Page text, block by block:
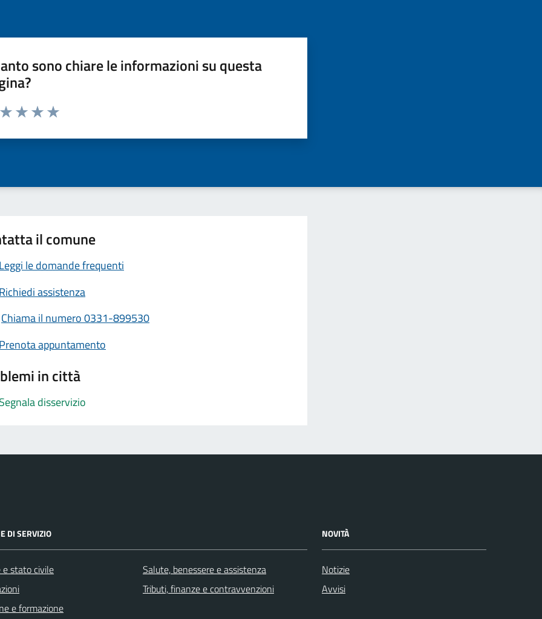
sono chiare le informazioni su questa
da 1 a 5 stelle la pagina
il comune
Leggi le domande frequenti
Richiedi assistenza
Chiama il numero 0331-899530
Prenota appuntamento
in città
Segnala disservizio
DI SERVIZIO
e stato civile
e formazione
Salute, benessere e assistenza
Tributi, finanze e contravvenzioni
NOVITÀ
Notizie
Avvisi